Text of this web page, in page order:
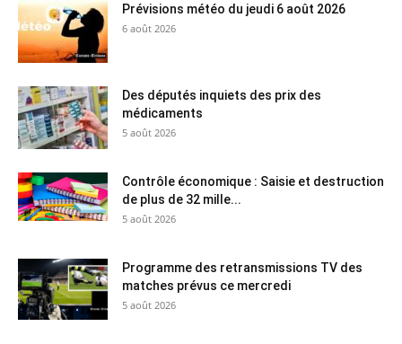
Prévisions météo du jeudi 6 août 2026
6 août 2026
Des députés inquiets des prix des
médicaments
5 août 2026
Contrôle économique : Saisie et destruction
de plus de 32 mille...
5 août 2026
Programme des retransmissions TV des
matches prévus ce mercredi
5 août 2026